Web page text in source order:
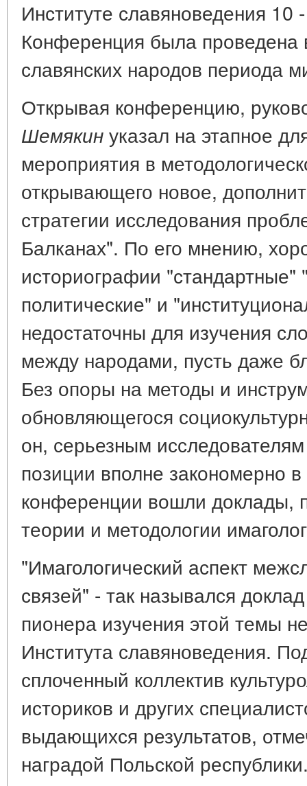
Институте славяноведения 10
Конференция была проведена
славянских народов периода
Открывая конференцию,
Шемякин указал на этапное
мероприятия в
открывающего новое,
стратегии исследования
Балканах". По его мнению,
историографии "стандартные"
политические" и
недостаточны для изучения
между народами, пусть даже
Без опоры на методы и
обновляющегося
он, серьезным
позиции вполне закономерно
конференции вошли доклады,
теории и методологии
"Имагологический аспект
связей" - так назывался
пионера изучения этой темы
Института славяноведения.
сплоченный коллектив
историков и других
выдающихся результатов,
наградой Польской